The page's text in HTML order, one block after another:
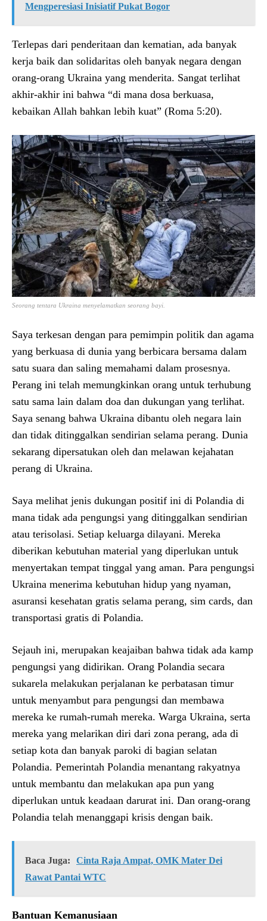
Mengperesiasi Inisiatif Pukat Bogor
Terlepas dari penderitaan dan kematian, ada banyak
kerja baik dan solidaritas oleh banyak negara dengan
orang-orang Ukraina yang menderita. Sangat terlihat
akhir-akhir ini bahwa “di mana dosa berkuasa,
kebaikan Allah bahkan lebih kuat” (Roma 5:20).
Seorang tentara Ukraina menyelamatkan seorang bayi.
Saya terkesan dengan para pemimpin politik dan agama
yang berkuasa di dunia yang berbicara bersama dalam
satu suara dan saling memahami dalam prosesnya.
Perang ini telah memungkinkan orang untuk terhubung
satu sama lain dalam doa dan dukungan yang terlihat.
Saya senang bahwa Ukraina dibantu oleh negara lain
dan tidak ditinggalkan sendirian selama perang. Dunia
sekarang dipersatukan oleh dan melawan kejahatan
perang di Ukraina.
Saya melihat jenis dukungan positif ini di Polandia di
mana tidak ada pengungsi yang ditinggalkan sendirian
atau terisolasi. Setiap keluarga dilayani. Mereka
diberikan kebutuhan material yang diperlukan untuk
menyertakan tempat tinggal yang aman. Para pengungsi
Ukraina menerima kebutuhan hidup yang nyaman,
asuransi kesehatan gratis selama perang, sim cards, dan
transportasi gratis di Polandia.
Sejauh ini, merupakan keajaiban bahwa tidak ada kamp
pengungsi yang didirikan. Orang Polandia secara
sukarela melakukan perjalanan ke perbatasan timur
untuk menyambut para pengungsi dan membawa
mereka ke rumah-rumah mereka. Warga Ukraina, serta
mereka yang melarikan diri dari zona perang, ada di
setiap kota dan banyak paroki di bagian selatan
Polandia. Pemerintah Polandia menantang rakyatnya
untuk membantu dan melakukan apa pun yang
diperlukan untuk keadaan darurat ini. Dan orang-orang
Polandia telah menanggapi krisis dengan baik.
Baca Juga:
Cinta Raja Ampat, OMK Mater Dei
Rawat Pantai WTC
Bantuan Kemanusiaan